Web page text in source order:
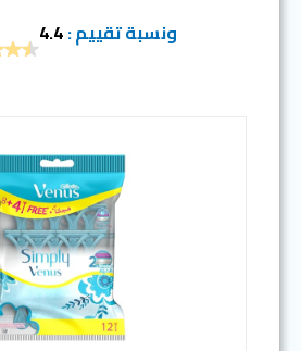
ونسبة تقييم :4.4